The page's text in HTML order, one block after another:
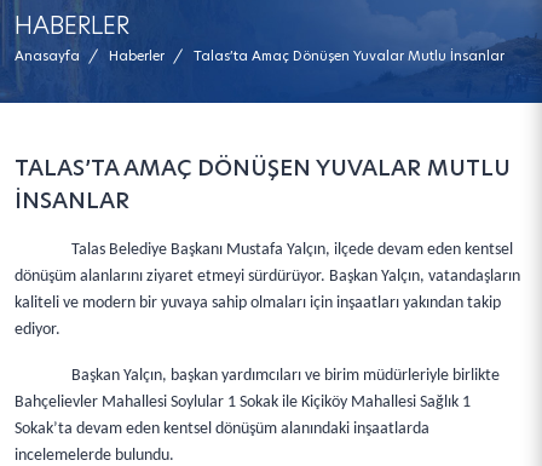
HABERLER
Anasayfa / Haberler / Talas’ta Amaç Dönüşen Yuvalar Mutlu İnsanlar
TALAS’TA AMAÇ DÖNÜŞEN YUVALAR MUTLU
İNSANLAR
Talas Belediye Başkanı Mustafa Yalçın, ilçede devam eden kentsel
dönüşüm alanlarını ziyaret etmeyi sürdürüyor. Başkan Yalçın, vatandaşların
kaliteli ve modern bir yuvaya sahip olmaları için inşaatları yakından takip
ediyor.
Başkan Yalçın, başkan yardımcıları ve birim müdürleriyle birlikte
Bahçelievler Mahallesi Soylular 1 Sokak ile Kiçiköy Mahallesi Sağlık 1
Sokak’ta devam eden kentsel dönüşüm alanındaki inşaatlarda
incelemelerde bulundu.